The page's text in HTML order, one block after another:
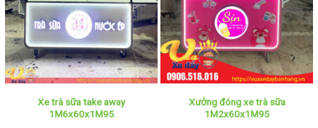
Xe trà sữa take away
1M6x60x1M95
Xưởng đóng xe trà sữa
1M2x60x1M95